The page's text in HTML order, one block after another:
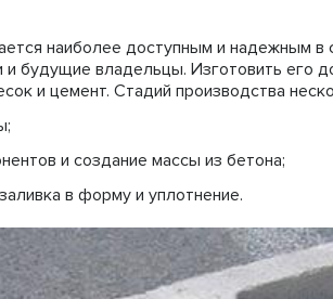
наиболее доступным и надежным в
и будущие владельцы. Изготовить его
и цемент. Стадий производства
и создание массы из бетона;
в форму и уплотнение.